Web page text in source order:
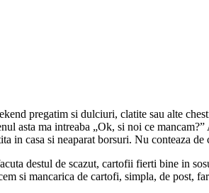
pregatim si dulciuri, clatite sau alte
asta ma intreaba „Ok, si noi ce
in casa si neaparat borsuri. Nu conteaza de
destul de scazut, cartofii fierti bine in
si mancarica de cartofi, simpla, de post,